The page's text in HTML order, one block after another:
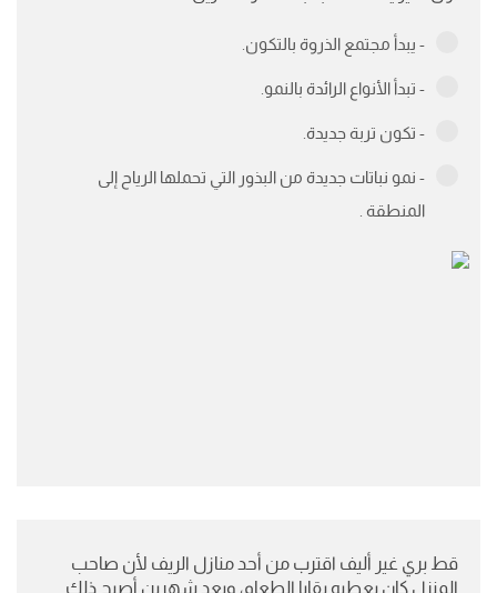
- يبدأ مجتمع الذروة بالتكون.
- تبدأ الأنواع الرائدة بالنمو.
- تكون تربة جديدة.
- نمو نباتات جديدة من البذور التي تحملها الرياح إلى
المنطقة .
قط بري غير أليف اقترب من أحد منازل الريف لأن صاحب
المنزل كان يعطيه بقايا الطعام، وبعد شهرين أصبح ذلك